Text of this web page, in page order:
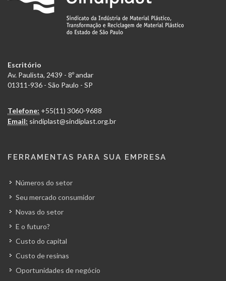
Escritório
Av. Paulista, 2439 - 8º andar
01311-936 - São Paulo - SP
Telefone: +55(11) 3060-9688
Email: sindiplast@sindiplast.org.br
FERRAMENTAS PARA SUA EMPRESA
Números do setor
Seu mercado consumidor
Novas do setor
E o futuro?
Custo do capital
Custo de resinas
Oportunidades de negócio